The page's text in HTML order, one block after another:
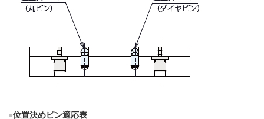
●位置決めピン適応表